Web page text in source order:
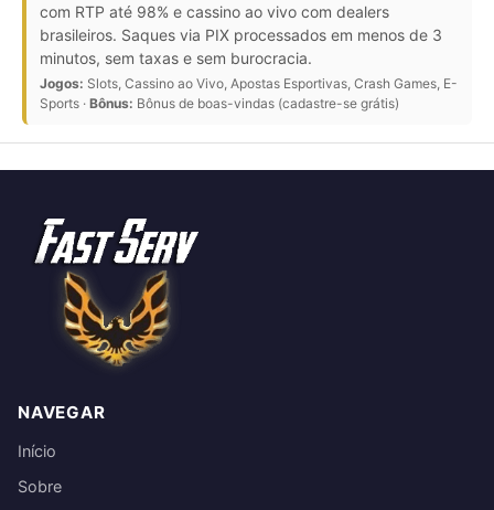
com RTP até 98% e cassino ao vivo com dealers
brasileiros. Saques via PIX processados em menos de 3
minutos, sem taxas e sem burocracia.
Jogos: Slots, Cassino ao Vivo, Apostas Esportivas, Crash Games, E-
Sports · Bônus: Bônus de boas-vindas (cadastre-se grátis)
NAVEGAR
Início
Sobre